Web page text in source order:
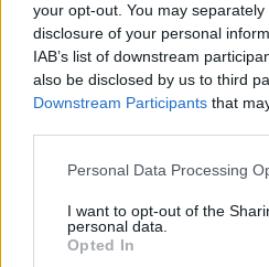
your opt-out. You may
disclosure of your personal
IAB’s list of downstream
also be disclosed by us to third
Downstream Participants that
Personal Data Processing
I want to opt-out of the
personal data.
Opted In
T. szereti a
Minka 10. rész